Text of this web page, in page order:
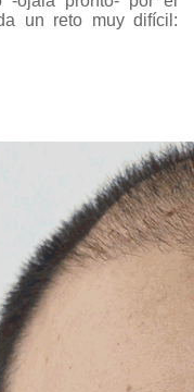
un reto muy difícil: